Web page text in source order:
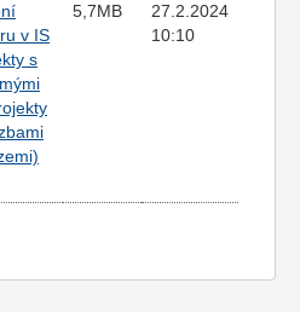
v IS
s
5,7MB
27.2.2024
10:10